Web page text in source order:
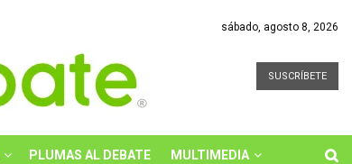
sábado, agosto 8, 2026
SUSCRÍBETE
PLUMAS AL DEBATE MULTIMEDIA